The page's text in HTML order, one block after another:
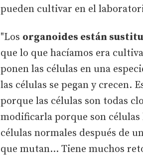
pueden cultivar en el
"Los organoides están
que lo que hacíamos era
ponen las células en una
las células se pegan y crecen.
porque las células son todas
modificarla porque son
células normales después de
que mutan… Tiene muchos